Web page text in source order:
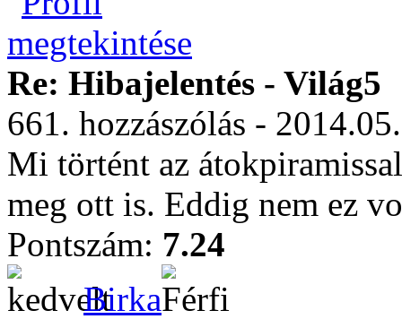
Re: Hibajelentés - Világ5
661. hozzászólás -
Mi történt az
meg ott is. Eddig nem ez
Pontszám: 7.24
Birka